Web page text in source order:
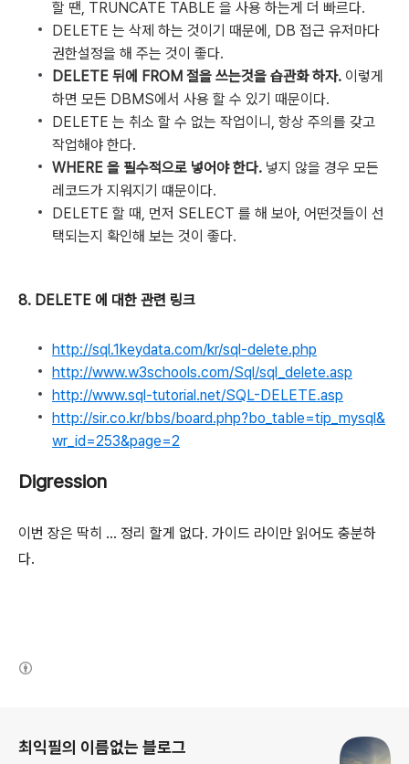
할 땐, TRUNCATE TABLE 을 사용 하는게 더 빠르다.
DELETE 는 삭제 하는 것이기 때문에, DB 접근 유저마다
권한설정을 해 주는 것이 좋다.
DELETE 뒤에 FROM 절을 쓰는것을 습관화 하자. 이렇게
하면 모든 DBMS에서 사용 할 수 있기 때문이다.
DELETE 는 취소 할 수 없는 작업이니, 항상 주의를 갖고
작업해야 한다.
WHERE 을 필수적으로 넣어야 한다. 넣지 않을 경우 모든
레코드가 지워지기 떄문이다.
DELETE 할 때, 먼저 SELECT 를 해 보아, 어떤것들이 선
택되는지 확인해 보는 것이 좋다.
8. DELETE 에 대한 관련 링크
http://sql.1keydata.com/kr/sql-delete.php
http://www.w3schools.com/Sql/sql_delete.asp
http://www.sql-tutorial.net/SQL-DELETE.asp
http://sir.co.kr/bbs/board.php?bo_table=tip_mysql&
wr_id=253&page=2
Digression
이번 장은 딱히 ... 정리 할게 없다. 가이드 라이만 읽어도 충분하
다.
최익필의 이름없는 블로그